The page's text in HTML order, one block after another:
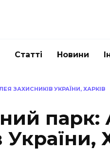
Статті Новини
ЗАХИСНИКІВ УКРАЇНИ, ХАРКІВ
парк:
України,